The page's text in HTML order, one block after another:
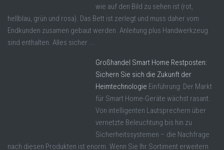
wie auf den Bild zu sehen ist (rot,
hellblau, grün und rosa). Das Bett ist zerlegt und muss daher vom
Endkunden zusamen gebaut werden. Anleitung plus Handwerkzeug
sind enthalten. Alles sicher ...
Großhandel Smart Home Restposten:
Sichern Sie sich die Zukunft der
Heimtechnologie Einführung: Der Markt
für Smart Home-Geräte wächst rasant.
Von intelligenten Lautsprechern über
vernetzte Beleuchtung bis hin zu
Sicherheitssystemen – die Nachfrage
nach diesen Produkten ist enorm. Wenn Sie Ihr Sortiment erweitern